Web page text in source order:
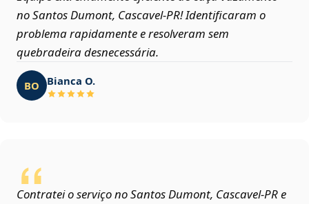
no Santos Dumont, Cascavel‑PR! Identificaram o
problema rapidamente e resolveram sem
quebradeira desnecessária.
BO Bianca O.
Contratei o serviço no Santos Dumont, Cascavel‑PR e